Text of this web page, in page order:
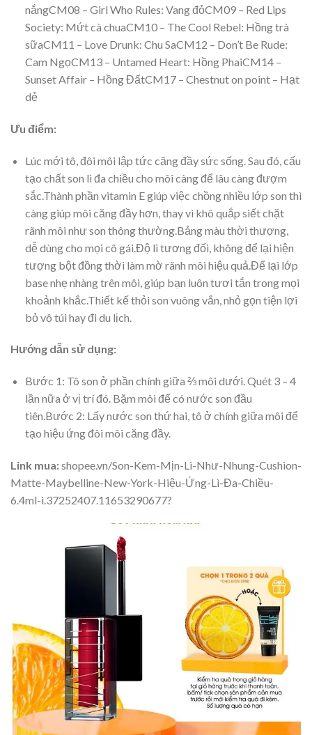
nắngCM08 – Girl Who Rules: Vang đỏCM09 – Red Lips
Society: Mứt cà chuaCM10 – The Cool Rebel: Hồng trà
sữaCM11 – Love Drunk: Chu SaCM12 – Don’t Be Rude:
Cam NgọCM13 – Untamed Heart: Hồng PhaiCM14 –
Sunset Affair – Hồng ĐấtCM17 – Chestnut on point – Hạt
dẻ
Ưu điểm:
Lúc mới tô, đôi môi lập tức căng đầy sức sống. Sau đó, cấu
tạo chất son lì đa chiều cho môi càng để lâu càng đượm
sắc.Thành phần vitamin E giúp việc chồng nhiều lớp son thì
càng giúp môi căng đầy hơn, thay vì khô quắp siết chặt
rãnh môi như son thông thường.Bảng màu thời thượng,
dễ dùng cho mọi cô gái.Độ lì tương đối, không để lại hiện
tượng bột đồng thời làm mờ rãnh môi hiệu quả.Để lại lớp
base nhẹ nhàng trên môi, giúp bạn luôn tươi tắn trong mọi
khoảnh khắc.Thiết kế thỏi son vuông vắn, nhỏ gọn tiện lợi
bỏ vô túi hay đi du lịch.
Hướng dẫn sử dụng:
Bước 1: Tô son ở phần chính giữa ⅔ môi dưới. Quét 3 – 4
lần nữa ở vị trí đó. Bặm môi để có nước son đầu
tiên.Bước 2: Lấy nước son thứ hai, tô ở chính giữa môi để
tạo hiệu ứng đôi môi căng đầy.
Link mua:shopee.vn/Son-Kem-Mịn-Lì-Như-Nhung-Cushion-
Matte-Maybelline-New-York-Hiệu-Ứng-Lì-Đa-Chiều-
6.4ml-i.37252407.11653290677?